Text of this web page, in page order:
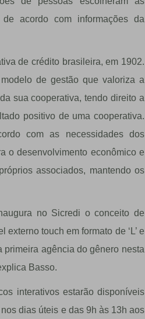
acordo com informações da
de crédito brasileira, em 1902.
de gestão que valoriza a
sua cooperativa, tendo direito a
positivo de uma cooperativa.
com as necessidades dos
o desenvolvimento econômico e
associados, mantendo os
no Sicredi o conceito de
touch em formato de ‘L’ e
primeira agência do gênero nesta
Basso.
interativos estarão disponíveis
dias úteis e das 9h às 13h aos